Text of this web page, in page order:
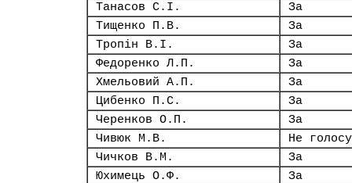
Танасов С.І.
За
Тищенко П.В.
За
Тропін В.І.
За
Федоренко Л.П.
За
Хмельовий А.П.
За
Цибенко П.С.
За
Черенков О.П.
За
Чивюк М.В.
Не
Чичков В.М.
За
Юхимець О.Ф.
За